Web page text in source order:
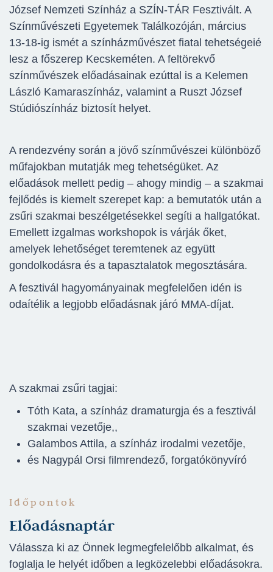
József Nemzeti Színház a SZÍN-TÁR Fesztivált. A
Színművészeti Egyetemek Találkozóján, március
13-18-ig ismét a színházművészet fiatal tehetségeié
lesz a főszerep Kecskeméten. A feltörekvő
színművészek előadásainak ezúttal is a Kelemen
László Kamaraszínház, valamint a Ruszt József
Stúdiószínház biztosít helyet.
A rendezvény során a jövő színművészei különböző
műfajokban mutatják meg tehetségüket. Az
előadások mellett pedig – ahogy mindig – a szakmai
fejlődés is kiemelt szerepet kap: a bemutatók után a
zsűri szakmai beszélgetésekkel segíti a hallgatókat.
Emellett izgalmas workshopok is várják őket,
amelyek lehetőséget teremtenek az együtt
gondolkodásra és a tapasztalatok megosztására.
A fesztivál hagyományainak megfelelően idén is
odaítélik a legjobb előadásnak járó MMA-díjat.
A szakmai zsűri tagjai:
Tóth Kata, a színház dramaturgja és a fesztivál
szakmai vezetője,,
Galambos Attila, a színház irodalmi vezetője,
és Nagypál Orsi filmrendező, forgatókönyvíró
Időpontok
Előadásnaptár
Válassza ki az Önnek legmegfelelőbb alkalmat, és
foglalja le helyét időben a legközelebbi előadásokra.